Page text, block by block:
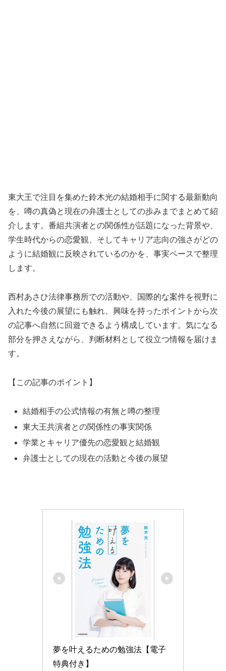
東大王で注目を集めた鈴木光の結婚相手に関する最新動向
を、噂の真偽と現在の弁護士としての歩みまでまとめて紹
介します。番組共演者との関係性が話題になった背景や、
学生時代からの恋愛観、そしてキャリア志向の強さがどの
ように結婚観に反映されているのかを、事実ベースで整理
します。
西村あさひ法律事務所での活動や、国際的な案件を視野に
入れた今後の展望にも触れ、興味を持ったポイントから次
の記事へ自然に回遊できるよう構成しています。気になる
部分を押さえながら、判断材料として役立つ情報を届けま
す。
【この記事のポイント】
結婚相手の公式情報の有無と噂の整理
東大王共演者との関係性の事実関係
学業とキャリア優先の恋愛観と結婚観
弁護士としての現在の活動と今後の展望
夢を叶えるための勉強法【電子
特典付き】